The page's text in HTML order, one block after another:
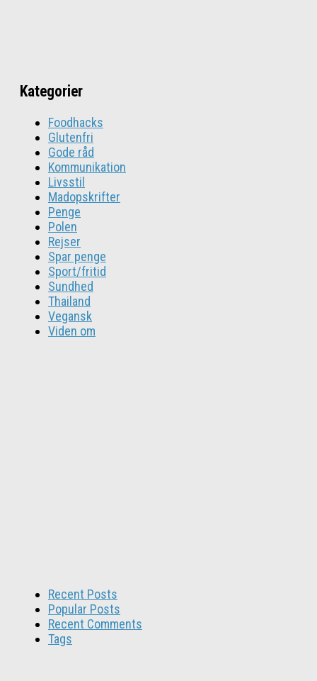
Kategorier
Foodhacks
Glutenfri
Gode råd
Kommunikation
Livsstil
Madopskrifter
Penge
Polen
Rejser
Spar penge
Sport/fritid
Sundhed
Thailand
Vegansk
Viden om
Recent Posts
Popular Posts
Recent Comments
Tags